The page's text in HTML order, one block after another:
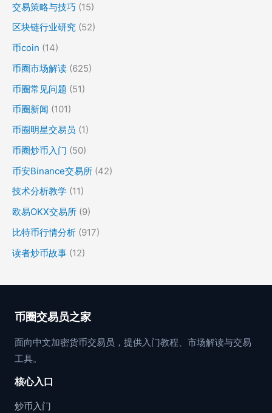
交易策略与技巧 (15)
区块链行业研究 (52)
币coin (14)
币圈市场解读 (625)
币圈常见问题 (51)
币圈新闻 (101)
币圈明星交易员 (1)
币圈炒币入门 (50)
币安Binance交易所 (42)
技术分析教学 (11)
欧易OKX交易所 (9)
比特币行情分析 (917)
读者炒币故事 (12)
币圈交易员之家
面向中文加密货币交易员，提供入门教程、市场解读与交易
工具。
核心入口
炒币入门